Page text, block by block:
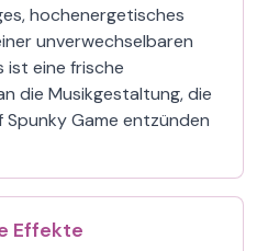
hochenergetisches
unverwechselbaren
ist eine frische
die Musikgestaltung, die
Game entzünden
Effekte